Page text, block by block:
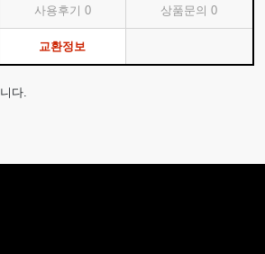
사용후기 0 상품문의0
교환정보
다.